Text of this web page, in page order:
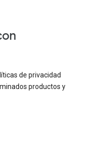
de privacidad
productos y